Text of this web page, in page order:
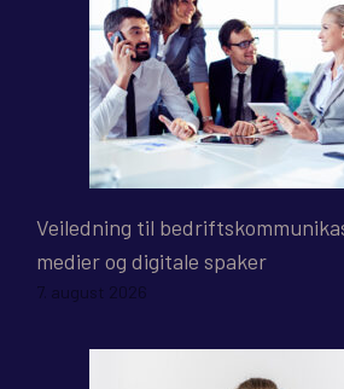
Veiledning til
medier og digitale spaker
7. august 2026